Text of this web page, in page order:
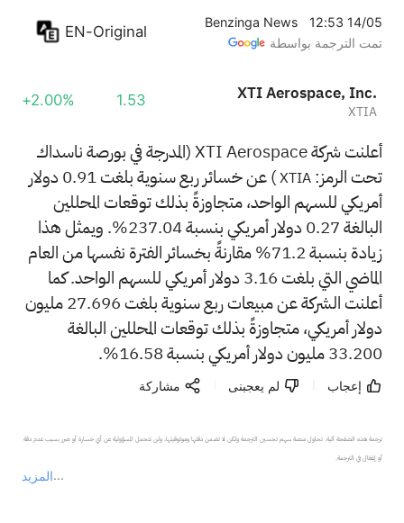
Benzinga News
12:53 14/05
تمت الترجمة بواسطة
EN-Original
XTI Aerospace, Inc.
XTIA
1.53
+2.00%
أعلنت شركة XTI Aerospace (المدرجة في بورصة ناسداك
تحت الرمز: XTIA
) عن خسائر ربع سنوية بلغت 0.91 دولار
أمريكي للسهم الواحد، متجاوزةً بذلك توقعات المحللين
البالغة 0.27 دولار أمريكي بنسبة 237.04%. ويمثل هذا
زيادة بنسبة 71.2% مقارنةً بخسائر الفترة نفسها من العام
الماضي التي بلغت 3.16 دولار أمريكي للسهم الواحد. كما
أعلنت الشركة عن مبيعات ربع سنوية بلغت 27.696 مليون
دولار أمريكي، متجاوزةً بذلك توقعات المحللين البالغة
33.200 مليون دولار أمريكي بنسبة 16.58%.
إعجاب لم يعجبنى مشاركة
المزيد
ترجمة هذه الصفحة آلية. تحاول منصة سهم تحسين الترجمة ولكن لا تضمن دقتها وموثوقيتها، ولن تتحمل المسؤولية عن أي خسارة أو ضرر بسبب عدم دقة
أو إغفال في الترجمة.